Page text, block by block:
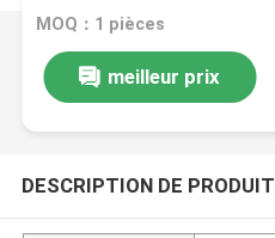
801-0652-00014-00
MOQ：1 pièces
meilleur prix
DESCRIPTION DE PRODUIT